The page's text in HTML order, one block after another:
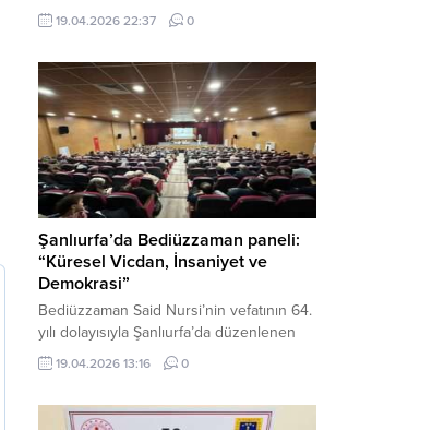
yaşamını yitirdi, 1 kişi ise ağır yaralandı.
Haber Merkezi – Siverek-Adıyaman kara
çarpışması sonucu meydana gelen
kazada can pazarı yaşandı. Kafa Kafaya
Çarpıştılar Edinilen bilgilere göre,
Hüseyin Çelik (29)...
19.04.2026 22:37 0
Şanlıurfa’da Bediüzzaman paneli:
“Küresel Vicdan, İnsaniyet ve
Demokrasi”
Bediüzzaman Said Nursi’nin vefatının 64.
yılı dolayısıyla Şanlıurfa’da düzenlenen
panelde, günümüzün manevi ve
toplumsal sorunlarına Risale-i Nur
Necmettin Cevheri Kültür Merkezi’nde
19.04.2026 13:16 0